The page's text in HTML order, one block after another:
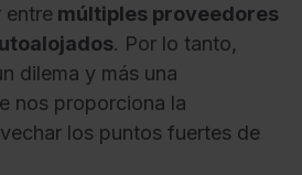
entre múltiples proveedores
. Por lo tanto,
dilema y más una
nos proporciona la
los puntos fuertes de